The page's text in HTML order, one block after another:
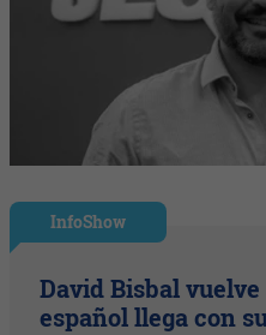
InfoShow
David Bisbal
español llega con